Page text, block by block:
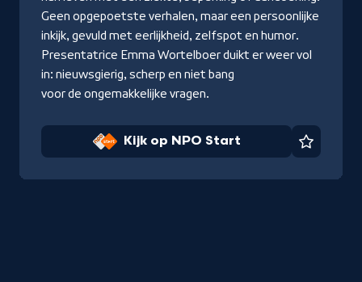
Geen opgepoetste verhalen, maar een persoonlijke
inkijk, gevuld met eerlijkheid, zelfspot en humor.
Presentatrice Emma Wortelboer duikt er weer vol
in: nieuwsgierig, scherp en niet bang
voor de ongemakkelijke vragen.
Kijk op NPO Start